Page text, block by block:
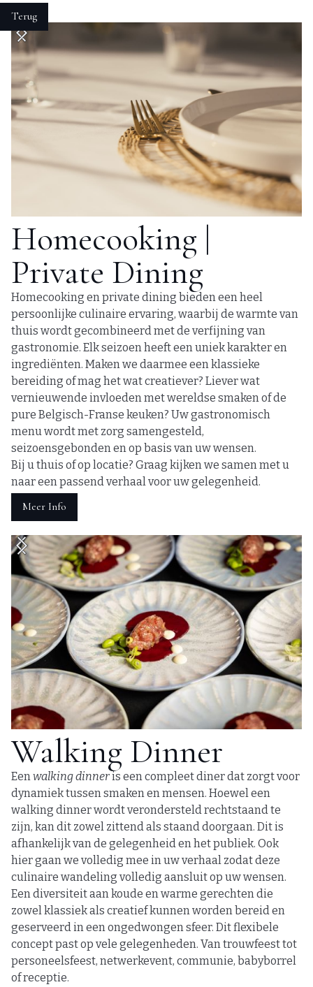
Homecooking |
Private Dining
Homecooking en private dining bieden een heel
persoonlijke culinaire ervaring, waarbij de warmte van
thuis wordt gecombineerd met de verfijning van
gastronomie. Elk seizoen heeft een uniek karakter en
ingrediënten. Maken we daarmee een klassieke
bereiding of mag het wat creatiever? Liever wat
vernieuwende invloeden met wereldse smaken of de
pure Belgisch-Franse keuken? Uw gastronomisch
menu wordt met zorg samengesteld,
seizoensgebonden en op basis van uw wensen.
Bij u thuis of op locatie? Graag kijken we samen met u
naar een passend verhaal voor uw gelegenheid.
Meer Info
Walking Dinner
Een walking dinneris een compleet diner dat zorgt voor
dynamiek tussen smaken en mensen. Hoewel een
walking dinner wordt verondersteld rechtstaand te
zijn, kan dit zowel zittend als staand doorgaan. Dit is
afhankelijk van de gelegenheid en het publiek. Ook
hier gaan we volledig mee in uw verhaal zodat deze
culinaire wandeling volledig aansluit op uw wensen.
Een diversiteit aan koude en warme gerechten die
zowel klassiek als creatief kunnen worden bereid en
geserveerd in een ongedwongen sfeer. Dit flexibele
concept past op vele gelegenheden. Van trouwfeest tot
personeelsfeest, netwerkevent, communie, babyborrel
of receptie.
Terug